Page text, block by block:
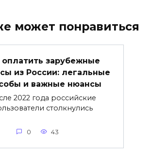
может понравиться
оплатить зарубежные
из России: легальные
и важные нюансы
2022 года российские
столкнулись
0 43